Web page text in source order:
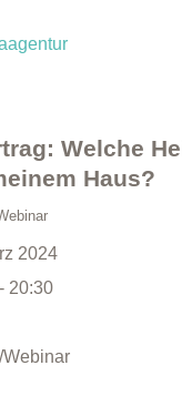
Welche
Haus?
2024
20:30